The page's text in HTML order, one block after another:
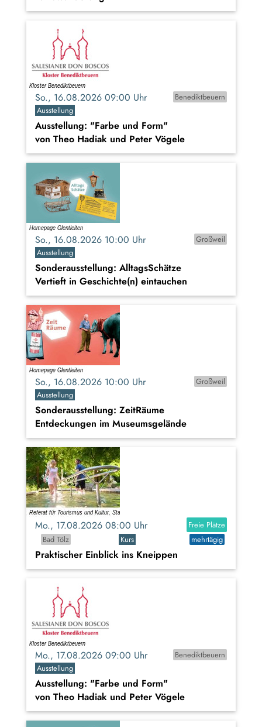
So., 16.08.2026 09:00 Uhr
Benediktbeuern
Ausstellung
Ausstellung: "Farbe und Form"
von Theo Hadiak und Peter Vögele
So., 16.08.2026 10:00 Uhr
Großweil
Ausstellung
Sonderausstellung: AlltagsSchätze
Vertieft in Geschichte(n) eintauchen
So., 16.08.2026 10:00 Uhr
Großweil
Ausstellung
Sonderausstellung: ZeitRäume
Entdeckungen im Museumsgelände
Mo., 17.08.2026 08:00 Uhr
Freie Plätze
Bad Tölz
Kurs mehrtägig
Praktischer Einblick ins Kneippen
Mo., 17.08.2026 09:00 Uhr
Benediktbeuern
Ausstellung
Ausstellung: "Farbe und Form"
von Theo Hadiak und Peter Vögele